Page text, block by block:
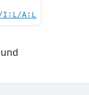
I:L/A:L